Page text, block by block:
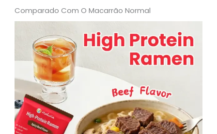
Comparado Com O Macarrão Normal